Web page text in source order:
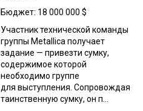
Бюджет: 18 000 000 $
Участник технической команды
группы Metallica получает
задание — привезти сумку,
содержимое которой
необходимо группе
для выступления. Сопровождая
таинственную сумку, он п...